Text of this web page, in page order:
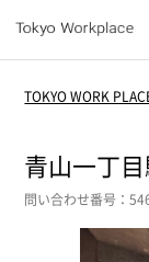
TOKYO WORK
青山一丁
問い合わせ番号：